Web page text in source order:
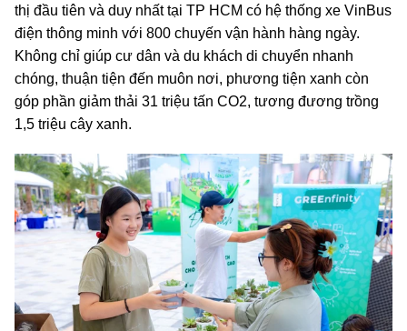
thị đầu tiên và duy nhất tại TP HCM có hệ thống xe VinBus
điện thông minh với 800 chuyến vận hành hàng ngày.
Không chỉ giúp cư dân và du khách di chuyển nhanh
chóng, thuận tiện đến muôn nơi, phương tiện xanh còn
góp phần giảm thải 31 triệu tấn CO2, tương đương trồng
1,5 triệu cây xanh.